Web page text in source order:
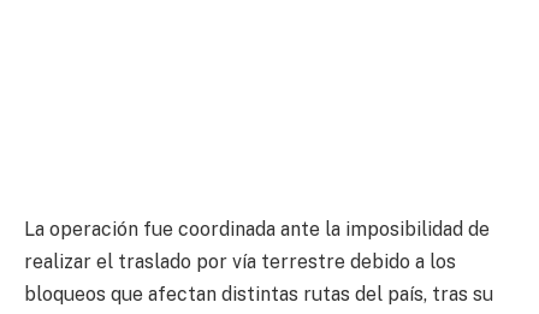
La operación fue coordinada ante la imposibilidad de
realizar el traslado por vía terrestre debido a los
bloqueos que afectan distintas rutas del país, tras su